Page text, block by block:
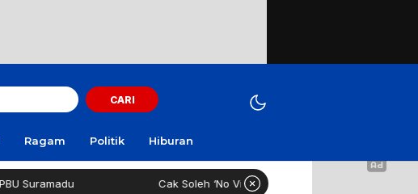
CARI
Ragam Politik Hiburan
Cak Soleh ‘No Viral No Justice’ Meninggal Dunia